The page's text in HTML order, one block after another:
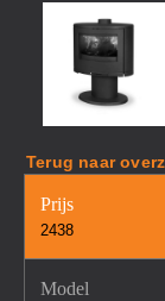
Terug naar
Prijs
2438
Model